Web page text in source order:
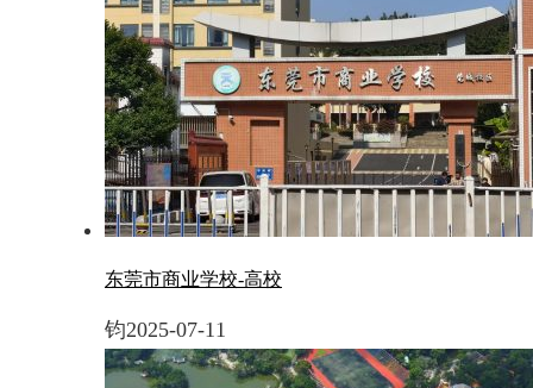
东莞市商业学校-高校
钧2025-07-11